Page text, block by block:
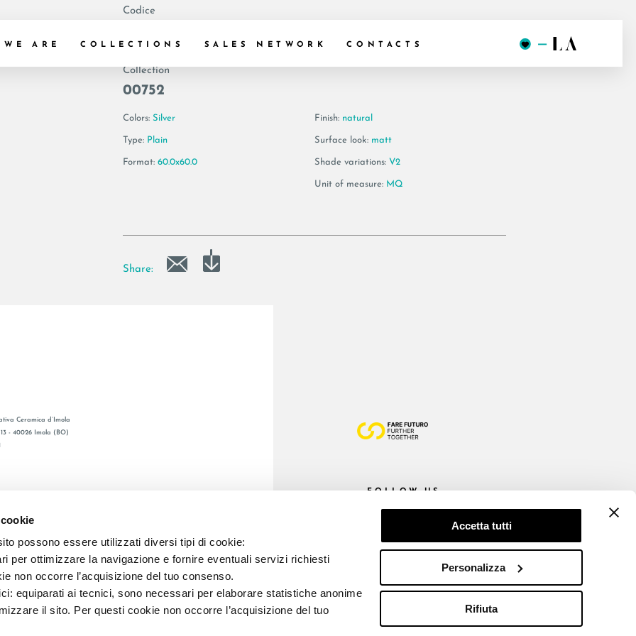
possono essere utilizzati diversi tipi di cookie:
per ottimizzare la navigazione e fornire eventuali servizi richiesti
non occorre l’acquisizione del tuo consenso.
equiparati ai tecnici, sono necessari per elaborare statistiche anonime
il sito. Per questi cookie non occorre l’acquisizione del tuo
Accetta tutti
Personalizza
Rifiuta
WE ARE COLLECTIONS SALES NETWORK CONTACTS
Codice
Collection
00752
Colors: Silver
Type: Plain
Format: 60.0x60.0
Finish: natural
Surface look: matt
Shade variations: V2
Unit of measure: MQ
Share:
Ceramica d’Imola
- 40026 Imola (BO)
FOLLOW US
E REG. IMPR. BO 00286900378 R.E.A. BO 5545